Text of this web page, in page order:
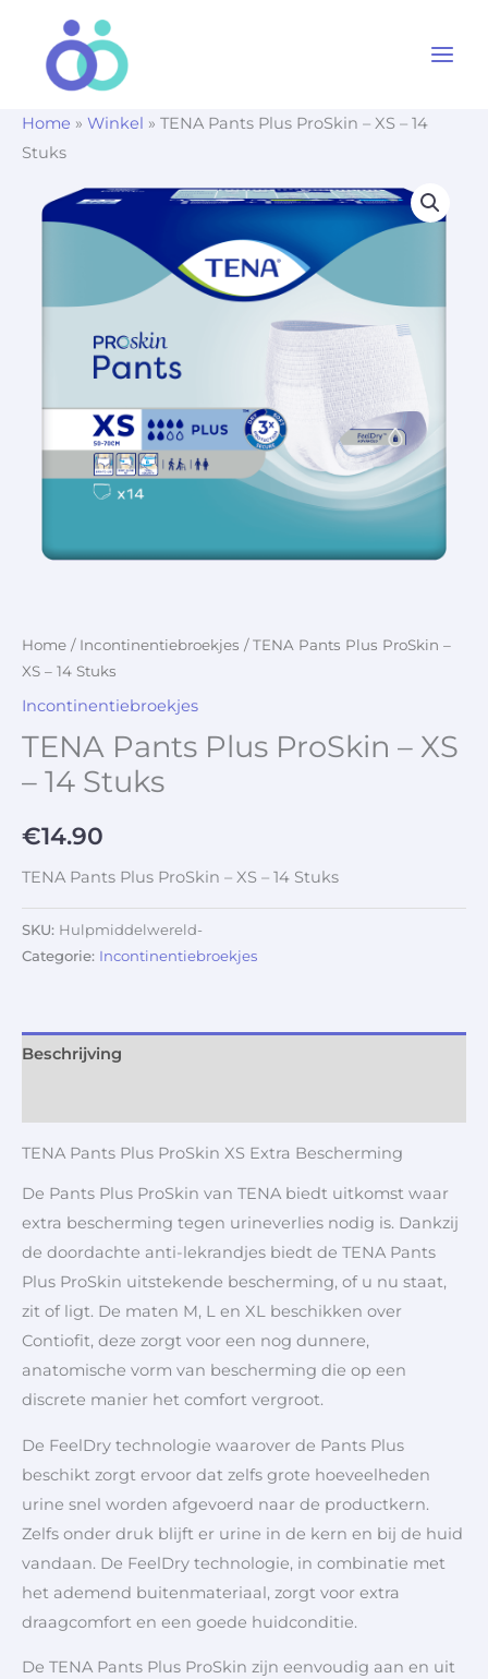
Home » Winkel » TENA Pants Plus ProSkin – XS – 14
Stuks
Home / Incontinentiebroekjes / TENA Pants Plus ProSkin –
XS – 14 Stuks
Incontinentiebroekjes
TENA Pants Plus ProSkin – XS
– 14 Stuks
€14.90
TENA Pants Plus ProSkin – XS – 14 Stuks
SKU: Hulpmiddelwereld-
Categorie: Incontinentiebroekjes
Beschrijving
TENA Pants Plus ProSkin XS Extra Bescherming
De Pants Plus ProSkin van TENA biedt uitkomst waar
extra bescherming tegen urineverlies nodig is. Dankzij
de doordachte anti-lekrandjes biedt de TENA Pants
Plus ProSkin uitstekende bescherming, of u nu staat,
zit of ligt. De maten M, L en XL beschikken over
Contiofit, deze zorgt voor een nog dunnere,
anatomische vorm van bescherming die op een
discrete manier het comfort vergroot.
De FeelDry technologie waarover de Pants Plus
beschikt zorgt ervoor dat zelfs grote hoeveelheden
urine snel worden afgevoerd naar de productkern.
Zelfs onder druk blijft er urine in de kern en bij de huid
vandaan. De FeelDry technologie, in combinatie met
het ademend buitenmateriaal, zorgt voor extra
draagcomfort en een goede huidconditie.
De TENA Pants Plus ProSkin zijn eenvoudig aan en uit